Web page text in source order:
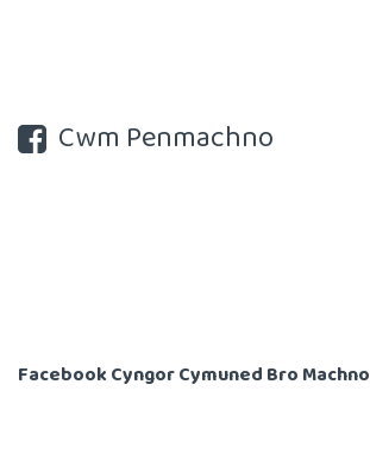
Cwm Penmachno
Facebook Cyngor Cymuned Bro Machno